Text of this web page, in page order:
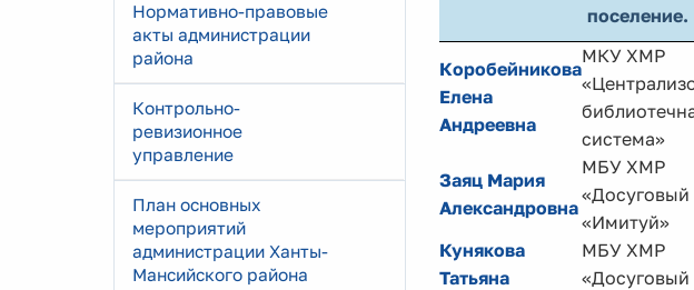
Нормативно-правовые
акты администрации
района
Контрольно-
ревизионное
управление
План основных
мероприятий
администрации Ханты-
Мансийского района
поселение.
Коробейникова
Елена
Андреевна
МКУ ХМР
система»
Заяц Мария
Александровна
МБУ ХМР
«Досуговый
«Имитуй»
Кунякова
Татьяна
МБУ ХМР
«Досуговый